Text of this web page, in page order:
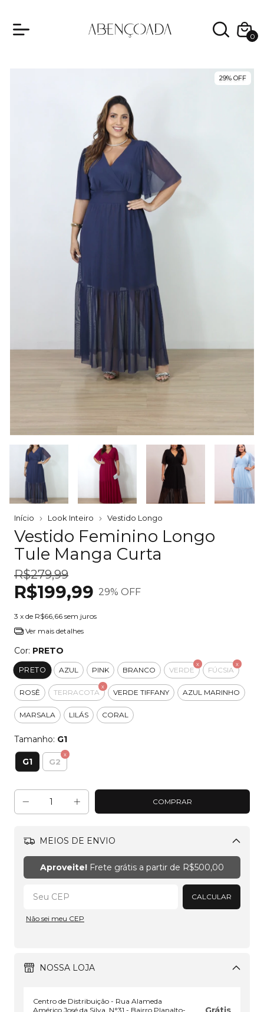
0
29% OFF
Início Look Inteiro Vestido Longo
Vestido Feminino Longo
Tule Manga Curta
R$279,99
R$199,99 29% OFF
3 x de R$66,66 sem juros
Ver mais detalhes
Cor: PRETO
PRETO AZUL PINK BRANCO VERDE FÚCSIA
ROSÊ TERRACOTA VERDE TIFFANY AZUL MARINHO
MARSALA LILÁS CORAL
Tamanho: G1
G1 G2
MEIOS DE ENVIO
Alterar CEP
Aproveite! Frete grátis a partir de R$500,00
CALCULAR
Não sei meu CEP
NOSSA LOJA
Centro de Distribuição - Rua Alameda
Américo José da Silva, N°31 - Bairro Planalto-